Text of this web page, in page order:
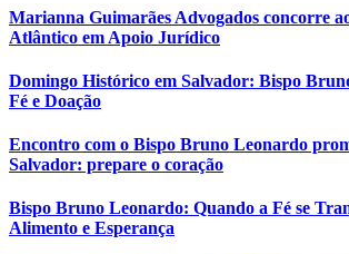
Marianna Guimarães Advogados concorre
Atlântico em Apoio Jurídico
Domingo Histórico em Salvador: Bispo
Fé e Doação
Encontro com o Bispo Bruno Leonardo
Salvador: prepare o coração
Bispo Bruno Leonardo: Quando a Fé se
Alimento e Esperança